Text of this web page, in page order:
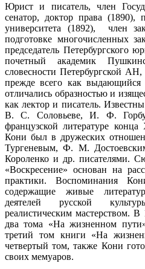
Юрист и писатель, член
сенатор, доктор права (1890),
университета (1892), член
подготовке многочисленных
председатель Петербургского
почетный академик
словесности Петербургской
прежде всего как выдающийся
отличались образностью и
как лектор и писатель.
В. С. Соловьеве, И. Ф.
французской литературе
Кони был в дружеских
Тургеневым, Ф. М.
Короленко и др. писателями.
«Воскресение» основан на
практики. Воспоминания
содержащие живые
деятелей русской
реалистическим мастерством.
два тома «На жизненном
третий том книги «На
четвертый том, также Кони
своих мемуаров.